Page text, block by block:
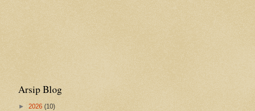
Arsip Blog
► 2026 (10)